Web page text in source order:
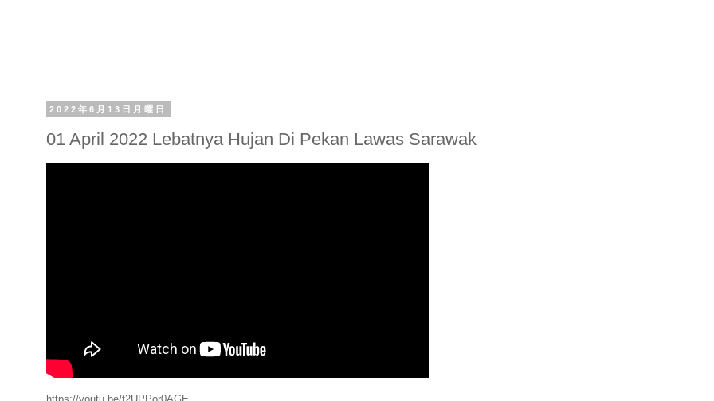
2022年6月13日月曜日
01 April 2022 Lebatnya Hujan Di Pekan Lawas Sarawak